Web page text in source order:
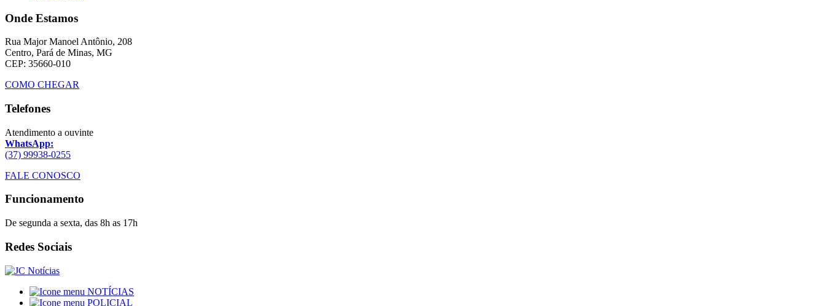
Onde Estamos
Rua Major Manoel Antônio, 208
Centro, Pará de Minas, MG
CEP: 35660-010
COMO CHEGAR
Telefones
Atendimento a ouvinte
WhatsApp:
(37) 99938-0255
FALE CONOSCO
Funcionamento
De segunda a sexta, das 8h as 17h
Redes Sociais
NOTÍCIAS
POLICIAL